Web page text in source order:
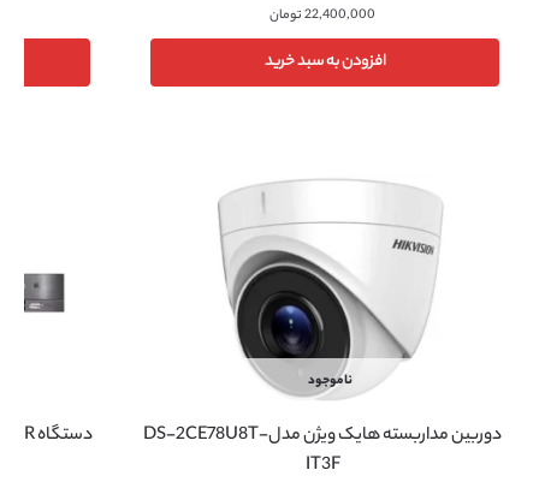
22,400,000تومان
افزودن به سبد خرید
ناموجود
دوربین مداربسته هایک ویژن مدلDS-2CE78U8T-
IT3F
دستگاه DVR هایک ویژن مدل DS-7232HQHI-K2